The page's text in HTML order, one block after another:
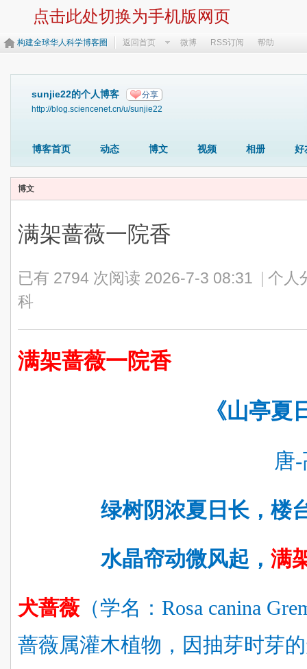
点击此处切换为手机版网页
构建全球华人科学博客圈 返回首页 微博 RSS订阅 帮助
sunjie22的个人博客 分享
http://blog.sciencenet.cn/u/sunjie22
博客首页 动态 博文 视频 相册 好
博文
满架蔷薇一院香
已有 2794 次阅读 2026-7-3 08:31
个人
科
满架蔷薇一院香
《山亭夏
唐
绿树阴浓夏日长，楼
水晶帘动微风起， 满
犬蔷薇 （学名： Rosa canina
蔷薇属灌木植物，因抽芽时芽